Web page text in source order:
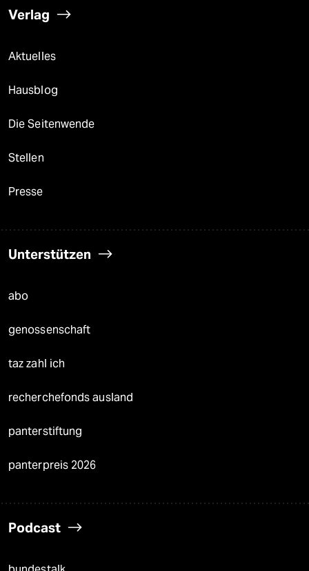
Verlag
Aktuelles
Hausblog
Die Seitenwende
Stellen
Presse
Unterstützen
abo
genossenschaft
taz zahl ich
recherchefonds ausland
panterstiftung
panterpreis 2026
Podcast